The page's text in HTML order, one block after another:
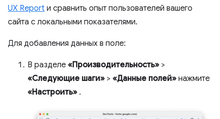
UX Report и сравнить опыт пользователей вашего
сайта с локальными показателями.
Для добавления данных в поле:
В разделе «Производительность» >
«Следующие шаги» > «Данные полей» нажмите
«Настроить» .